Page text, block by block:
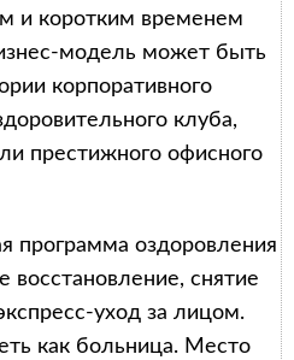
и коротким временем
модель может быть
корпоративного
клуба,
престижного офисного
программа оздоровления
восстановление, снятие
уход за лицом.
как больница. Место